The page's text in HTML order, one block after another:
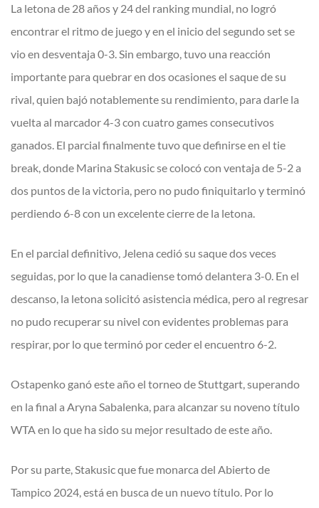
La letona de 28 años y 24 del ranking mundial, no logró
encontrar el ritmo de juego y en el inicio del segundo set se
vio en desventaja 0-3. Sin embargo, tuvo una reacción
importante para quebrar en dos ocasiones el saque de su
rival, quien bajó notablemente su rendimiento, para darle la
vuelta al marcador 4-3 con cuatro games consecutivos
ganados. El parcial finalmente tuvo que definirse en el tie
break, donde Marina Stakusic se colocó con ventaja de 5-2 a
dos puntos de la victoria, pero no pudo finiquitarlo y terminó
perdiendo 6-8 con un excelente cierre de la letona.
En el parcial definitivo, Jelena cedió su saque dos veces
seguidas, por lo que la canadiense tomó delantera 3-0. En el
descanso, la letona solicitó asistencia médica, pero al regresar
no pudo recuperar su nivel con evidentes problemas para
respirar, por lo que terminó por ceder el encuentro 6-2.
Ostapenko ganó este año el torneo de Stuttgart, superando
en la final a Aryna Sabalenka, para alcanzar su noveno título
WTA en lo que ha sido su mejor resultado de este año.
Por su parte, Stakusic que fue monarca del Abierto de
Tampico 2024, está en busca de un nuevo título. Por lo